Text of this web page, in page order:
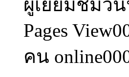
ผู้เยี่ยมชมวั
Pages View
คน online